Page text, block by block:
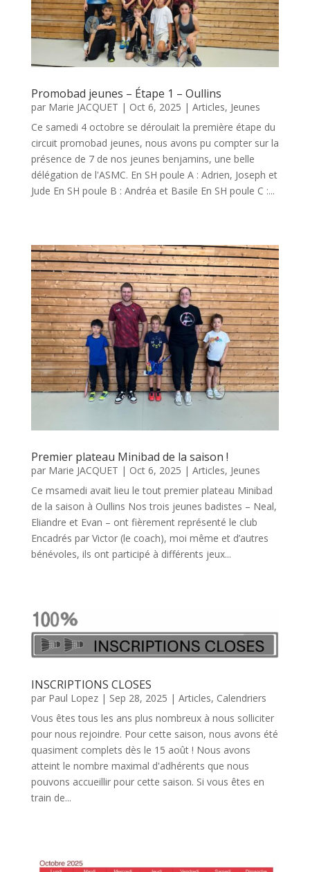
Promobad jeunes – Étape 1 – Oullins
par Marie JACQUET | Oct 6, 2025 | Articles, Jeunes
Ce samedi 4 octobre se déroulait la première étape du
circuit promobad jeunes, nous avons pu compter sur la
présence de 7 de nos jeunes benjamins, une belle
délégation de l'ASMC. En SH poule A : Adrien, Joseph et
Jude En SH poule B : Andréa et Basile En SH poule C :...
Premier plateau Minibad de la saison !
par Marie JACQUET | Oct 6, 2025 | Articles, Jeunes
Ce msamedi avait lieu le tout premier plateau Minibad
de la saison à Oullins Nos trois jeunes badistes – Neal,
Eliandre et Evan – ont fièrement représenté le club
Encadrés par Victor (le coach), moi même et d’autres
bénévoles, ils ont participé à différents jeux...
INSCRIPTIONS CLOSES
par Paul Lopez| Sep 28, 2025 | Articles, Calendriers
Vous êtes tous les ans plus nombreux à nous solliciter
pour nous rejoindre. Pour cette saison, nous avons été
quasiment complets dès le 15 août ! Nous avons
atteint le nombre maximal d'adhérents que nous
pouvons accueillir pour cette saison. Si vous êtes en
train de...